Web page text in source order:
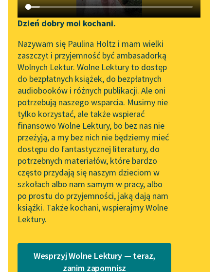
Katalog DAISY
Podkasty o książkach
Zgłoś brak utworu
Aktualności
„Prokurator Alicja Horn”
do słuchania
Byliśmy częścią AI Impact
Lab
Zapraszamy na spotkanie
online z tłumaczkami
literatury skandynawskiej
Spotkanie z Katarzyną
Tunkiel w Oslo
102. lata temu zmarł
Joseph Conrad
Lektury szkolne i klasyka
Narzędzia
Mapa Wolnych Lektur
Leśmianator
Przewodnik dla piszących i
czytających
API
OAI-PMH
Widget Wolnych Lektur
Przypisy
Katalog w formacie PDF
Dzień dobry moi kochani.
Nazywam się Paulina Holtz i mam wielki
zaszczyt i przyjemność być ambasadorką
Wolnych Lektur. Wolne Lektury to dostęp
do bezpłatnych książek, do bezpłatnych
audiobooków i różnych publikacji. Ale oni
potrzebują naszego wsparcia. Musimy nie
tylko korzystać, ale także wspierać
finansowo Wolne Lektury, bo bez nas nie
przeżyją, a my bez nich nie będziemy mieć
dostępu do fantastycznej literatury, do
potrzebnych materiałów, które bardzo
często przydają się naszym dzieciom w
szkołach albo nam samym w pracy, albo
po prostu do przyjemności, jaką dają nam
książki. Także kochani, wspierajmy Wolne
Lektury.
Wesprzyj Wolne Lektury — teraz,
zanim zapomnisz
Gabriela Zapolska
— Chodzi! Chodzi!
Synulku!… pójdziemy
na wesele twojego
ojcaszka! Chodzi
synulku, pójdziemy mu
drużbować, ale nie...
Czytaj więcej
Gabriela Zapolska
Papuzia
pan wie! Ot takie, bez
ojca. Więc to...